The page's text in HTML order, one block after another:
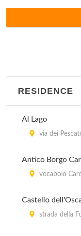
località
Casale Baldelli
Casale Boschetto
Casalfarneto
Casali della
RESIDENCE
Al Lago
via dei
Antico Borgo
vocabolo
Castello
strada della